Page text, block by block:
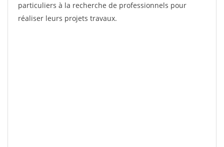
particuliers à la recherche de professionnels pour
réaliser leurs projets travaux.